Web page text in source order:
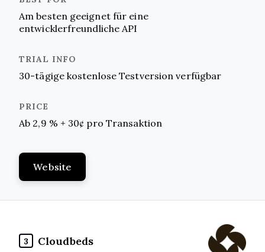
Am besten geeignet für eine
entwicklerfreundliche API
30-tägige kostenlose Testversion verfügbar
Ab 2,9 % + 30¢ pro Transaktion
Website
3 Cloudbeds